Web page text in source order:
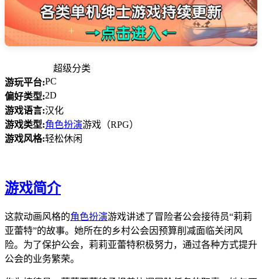
超级分类
游玩平台:PC
偏好类型:2D
游戏语言:汉化
游戏类型:角色扮演游戏（RPG）
游戏风格:轻松休闲
游戏简介
这款动画风格的角色扮演游戏讲述了冒险者公会接待员“莉莉
亚蕾特”的故事。她所在的乡村公会因预算削减面临关闭风
险。为了保护公会，莉莉亚蕾特积极努力，通过各种方式提升
公会的业务繁荣。